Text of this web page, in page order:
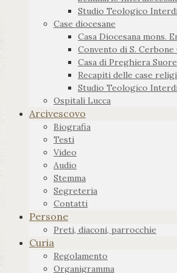
Studio Teologico
Case diocesane
Casa Diocesana mons.
Convento di S.
Casa di Preghiera
Recapiti delle case
Studio Teologico
Ospitali Lucca
Arcivescovo
Biografia
Testi
Video
Audio
Stemma
Segreteria
Contatti
Persone
Preti, diaconi, parrocchie
Curia
Regolamento
Organigramma